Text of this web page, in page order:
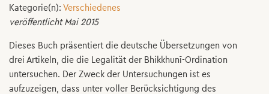
Kategorie(n): Verschiedenes
veröffentlicht Mai 2015
Dieses Buch präsentiert die deutsche Übersetzungen von
drei Artikeln, die die Legalität der Bhikkhunī-Ordination
untersuchen. Der Zweck der Untersuchungen ist es
aufzuzeigen, dass unter voller Berücksichtigung des